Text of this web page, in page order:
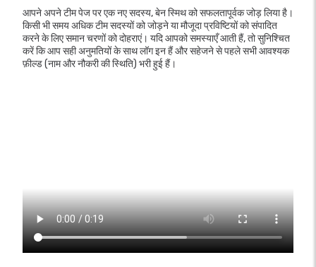
आपने अपने टीम पेज पर एक नए सदस्य, बेन स्मिथ को सफलतापूर्वक जोड़ लिया है।
किसी भी समय अधिक टीम सदस्यों को जोड़ने या मौजूदा प्रविष्टियों को संपादित
करने के लिए समान चरणों को दोहराएं। यदि आपको समस्याएँ आती हैं, तो सुनिश्चित
करें कि आप सही अनुमतियों के साथ लॉग इन हैं और सहेजने से पहले सभी आवश्यक
फ़ील्ड (नाम और नौकरी की स्थिति) भरी हुई हैं।